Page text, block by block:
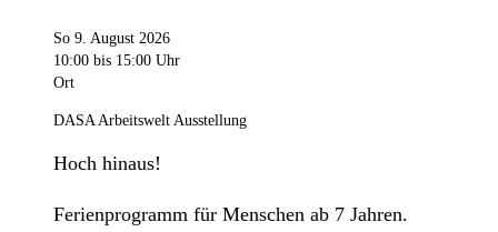
So 9. August 2026
10:00 bis 15:00 Uhr
Ort
DASA Arbeitswelt Ausstellung
Hoch hinaus!
Ferienprogramm für Menschen ab 7 Jahren.